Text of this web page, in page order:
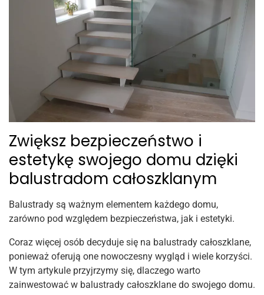
Zwiększ bezpieczeństwo i
estetykę swojego domu dzięki
balustradom całoszklanym
Balustrady są ważnym elementem każdego domu,
zarówno pod względem bezpieczeństwa, jak i estetyki.
Coraz więcej osób decyduje się na balustrady całoszklane,
ponieważ oferują one nowoczesny wygląd i wiele korzyści.
W tym artykule przyjrzymy się, dlaczego warto
zainwestować w balustrady całoszklane do swojego domu.